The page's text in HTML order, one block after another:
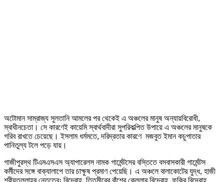
অটোমান সাম্রাজ্য সুলতানি আমলের পর থেকেই এ অঞ্চলের মানুষ অন্যায়বিরোধী,
স্বাধীনচেতা। সে কারণেই কায়েমি স্বার্থবাদীরা সুপরিকল্পিত উপায়ে এ অঞ্চলের মানুষকে
গরিব রাখতে চেয়েছে। ইসলাম ধর্মমতে, দরিদ্রতার কারণে মজবুত ইমান কচুপাতার
পানিতুল্য টলে পড়ে যায়।
গাজীপুরস্থ টিএমএসএস অ্যাপারেলস নামক গার্মেন্টসের বস্তিতে বসবাসকারী গার্মেন্টস
কর্মীদের সঙ্গে বাক্যালাপে তার চাক্ষুষ প্রমাণ পেয়েছি। এ অঞ্চলে বালাকোটের যুদ্ধ, হাজী
শরীয়তুল্লাহর নেতৃত্বে¡ বিদ্রোহ, তিতুমীরের বাঁশের কেল্লার বিদ্রোহ, ফকির বিদ্রোহ